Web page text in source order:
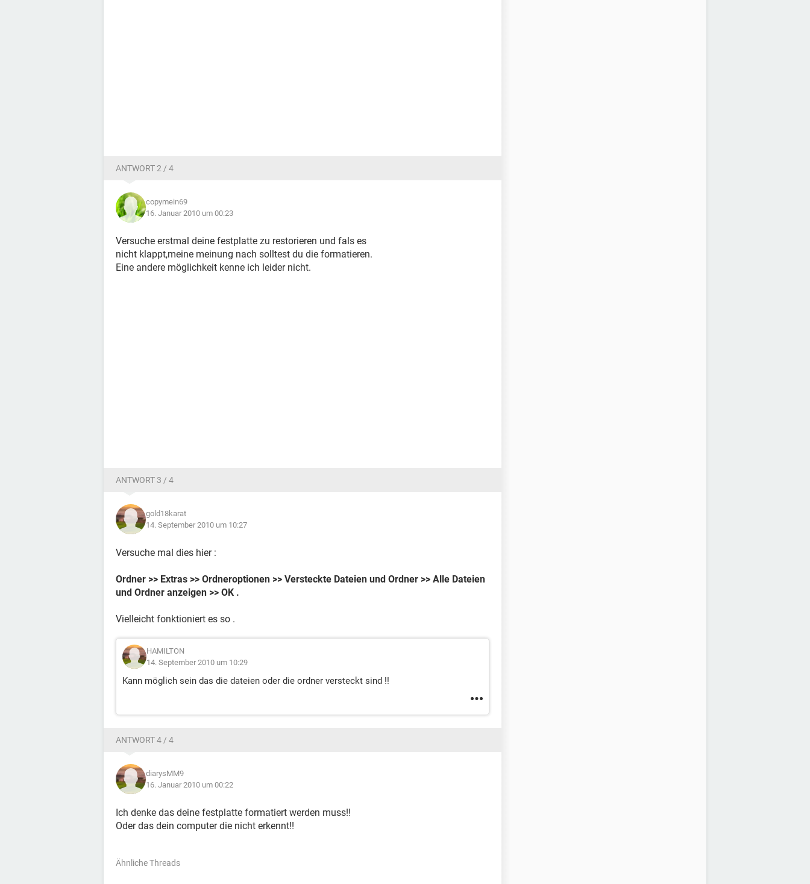
ANTWORT 2 / 4
copymein69
16. Januar 2010 um 00:23
Versuche erstmal deine festplatte zu restorieren und fals es
nicht klappt,meine meinung nach solltest du die formatieren.
Eine andere möglichkeit kenne ich leider nicht.
ANTWORT 3 / 4
gold18karat
14. September 2010 um 10:27
Versuche mal dies hier :
Ordner >> Extras >> Ordneroptionen >> Versteckte Dateien und Ordner >> Alle Dateien
und Ordner anzeigen >> OK .
Vielleicht fonktioniert es so .
HAMILTON
14. September 2010 um 10:29
Kann möglich sein das die dateien oder die ordner versteckt sind !!
ANTWORT 4 / 4
diarysMM9
16. Januar 2010 um 00:22
Ich denke das deine festplatte formatiert werden muss!!
Oder das dein computer die nicht erkennt!!
Ähnliche Threads